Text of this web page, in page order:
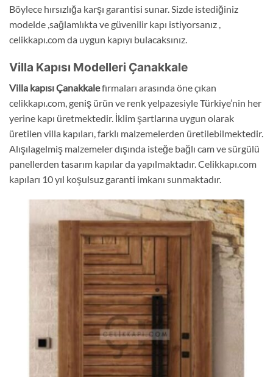
Böylece hırsızlığa karşı garantisi sunar. Sizde istediğiniz
modelde ,sağlamlıkta ve güvenilir kapı istiyorsanız ,
celikkapı.com da uygun kapıyı bulacaksınız.
Villa Kapısı Modelleri Çanakkale
Villa kapısıÇanakkalefirmaları arasında öne çıkan
celikkapı.com, geniş ürün ve renk yelpazesiyle Türkiye’nin her
yerine kapı üretmektedir. İklim şartlarına uygun olarak
üretilen villa kapıları, farklı malzemelerden üretilebilmektedir.
Alışılagelmiş malzemeler dışında isteğe bağlı cam ve sürgülü
panellerden tasarım kapılar da yapılmaktadır. Celikkapı.com
kapıları 10 yıl koşulsuz garanti imkanı sunmaktadır.